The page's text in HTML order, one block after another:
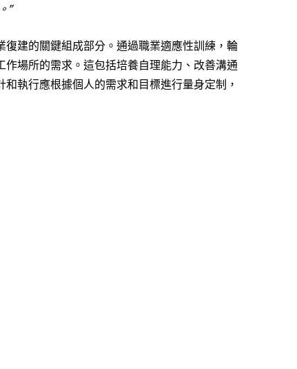
建的關鍵組成部分。通過職業適應性訓練，輪
場所的需求。這包括培養自理能力、改善溝通
執行應根據個人的需求和目標進行量身定制，